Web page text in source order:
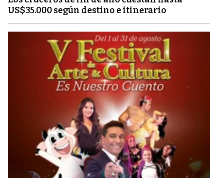
US$35.000 según destino e itinerario